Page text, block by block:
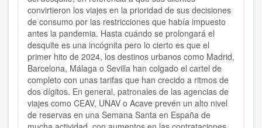
convirtieron los viajes en la prioridad de sus decisiones
de consumo por las restricciones que había impuesto
antes la pandemia. Hasta cuándo se prolongará el
desquite es una incógnita pero lo cierto es que el
primer hito de 2024, los destinos urbanos como Madrid,
Barcelona, Málaga o Sevilla han colgado el cartel de
completo con unas tarifas que han crecido a ritmos de
dos dígitos. En general, patronales de las agencias de
viajes como CEAV, UNAV o Acave prevén un alto nivel
de reservas en una Semana Santa en España de